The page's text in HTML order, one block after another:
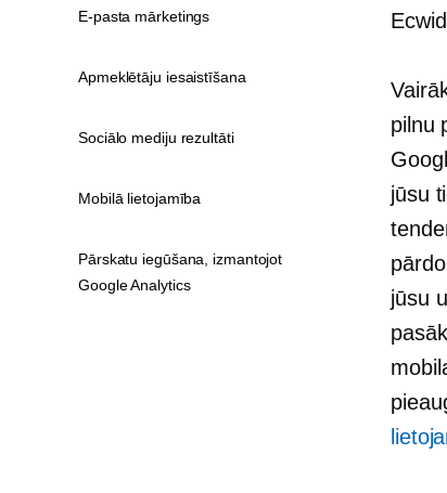
pilnu
jūsu
jūsu
E-pasta mārketings
Apmeklētāju iesaistīšana
Sociālo mediju rezultāti
Mobilā lietojamība
Pārskatu iegūšana, izmantojot
Google Analytics